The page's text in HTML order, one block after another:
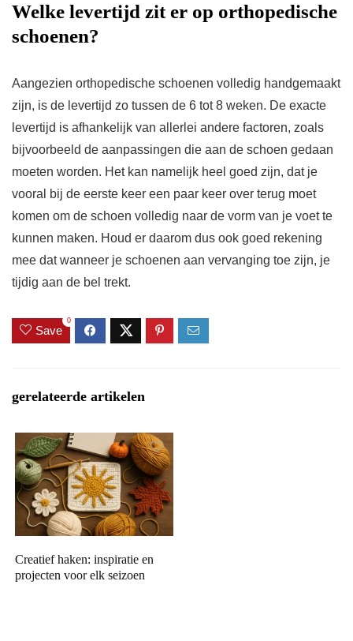
Welke levertijd zit er op orthopedische
schoenen?
Aangezien orthopedische schoenen volledig handgemaakt
zijn, is de levertijd zo tussen de 6 tot 8 weken. De exacte
levertijd is afhankelijk van allerlei andere factoren, zoals
bijvoorbeeld de aanpassingen die aan de schoen gedaan
moeten worden. Het kan namelijk heel goed zijn, dat je
vooral bij de eerste keer een paar keer over terug moet
komen om de schoen volledig naar de vorm van je voet te
kunnen maken. Houd er daarom dus ook goed rekening
mee dat wanneer je schoenen aan vervanging toe zijn, je
tijdig aan de bel trekt.
Save
0
gerelateerde artikelen
Creatief haken: inspiratie en
projecten voor elk seizoen